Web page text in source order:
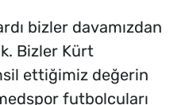
bizler davamızdan
Bizler Kürt
ettiğimiz değerin
futbolcuları